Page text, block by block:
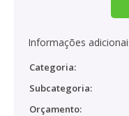
Informações
Categoria:
Subcategoria:
Orçamento: